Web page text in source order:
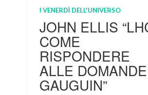
sferico in forma 3D. Mappamondi in
negozio Globi in negozio
In Evidenza
I VENERDÌ DELL'UNIVERSO
JOHN ELLIS
COME
RISPONDERE
ALLE
GAUGUIN”